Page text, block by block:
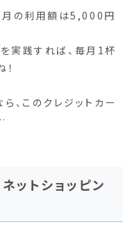
月の利用額は5,000円
実践すれば、毎月1杯
、このクレジットカー
ットショッピン